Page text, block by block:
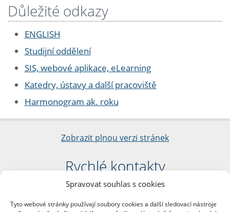
Spravovat souhlas s cookies
Tyto webové stránky používají soubory cookies a další sledovací nástroje
Důležité odkazy
ENGLISH
Studijní oddělení
SIS, webové aplikace, eLearning
Katedry, ústavy a další pracoviště
Harmonogram ak. roku
Zobrazit plnou verzi stránek
Rychlé kontakty
Filozofická fakulta
nám. Jana Palacha 1/2